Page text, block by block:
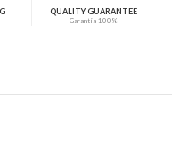
QUALITY GUARANTEE
Garantía 100%